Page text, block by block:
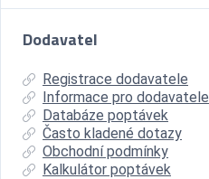
Dodavatel
Registrace dodavatele
Informace pro dodavatele
Databáze poptávek
Často kladené dotazy
Obchodní podmínky
Kalkulátor poptávek